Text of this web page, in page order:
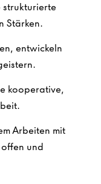
Stärken.
entwickeln
kooperative,
Arbeiten mit
und